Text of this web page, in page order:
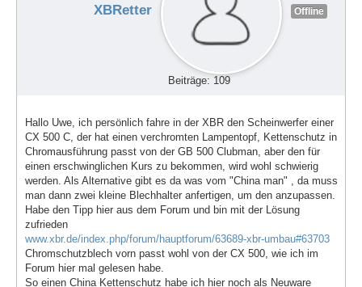
XBRetter Offline
Beiträge: 109
Hallo Uwe, ich persönlich fahre in der XBR den Scheinwerfer einer
CX 500 C, der hat einen verchromten Lampentopf, Kettenschutz in
Chromausführung passt von der GB 500 Clubman, aber den für
einen erschwinglichen Kurs zu bekommen, wird wohl schwierig
werden. Als Alternative gibt es da was vom "China man" , da muss
man dann zwei kleine Blechhalter anfertigen, um den anzupassen.
Habe den Tipp hier aus dem Forum und bin mit der Lösung
zufrieden
www.xbr.de/index.php/forum/hauptforum/63689-xbr-umbau#63703
Chromschutzblech vorn passt wohl von der CX 500, wie ich im
Forum hier mal gelesen habe.
So einen China Kettenschutz habe ich hier noch als Neuware